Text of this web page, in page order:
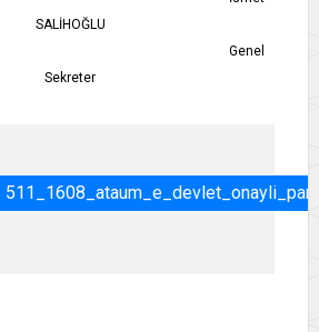
SALİHOĞLU
Sekreter